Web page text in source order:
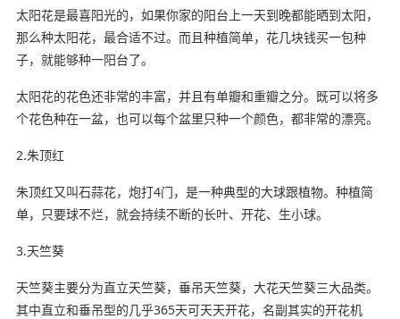
太阳花是最喜阳光的，如果你家的阳台上一天到晚都能晒到太阳，
那么种太阳花，最合适不过。而且种植简单，花几块钱买一包种
子，就能够种一阳台了。
太阳花的花色还非常的丰富，并且有单瓣和重瓣之分。既可以将多
个花色种在一盆，也可以每个盆里只种一个颜色，都非常的漂亮。
2.朱顶红
朱顶红又叫石蒜花，炮打4门，是一种典型的大球跟植物。种植简
单，只要球不烂，就会持续不断的长叶、开花、生小球。
3.天竺葵
天竺葵主要分为直立天竺葵，垂吊天竺葵，大花天竺葵三大品类。
其中直立和垂吊型的几乎365天可天天开花，名副其实的开花机